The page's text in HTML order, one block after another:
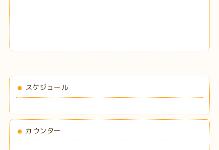
スケジュール
カウンター